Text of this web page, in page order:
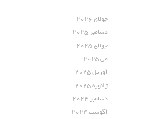
جولای 2026
دسامبر 2025
جولای 2025
می 2025
آوریل 2025
ژانویه 2025
دسامبر 2024
آگوست 2024